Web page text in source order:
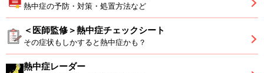
熱中症の予防・対策・処置方法など
＜医師監修＞熱中症チェックシート
その症状もしかすると熱中症かも？
熱中症レーダー